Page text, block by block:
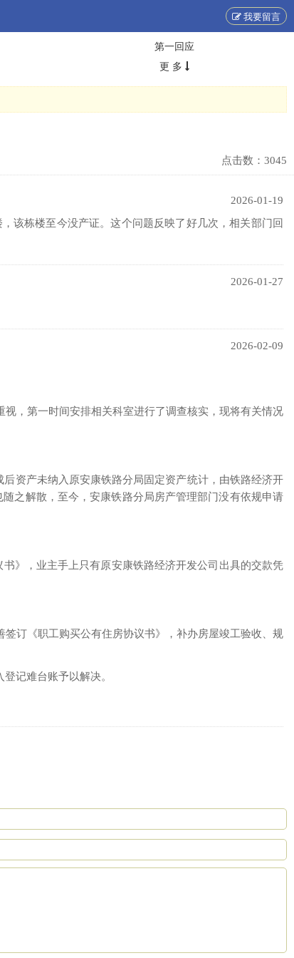
我要留言
第一回应
更 多
点击数： 3045
2026-01-19
该栋楼至今没产证。这个问题反映了好几次，相关部门回
2026-01-27
2026-02-09
，第一时间安排相关科室进行了调查核实，现将有关情况
资产未纳入原安康铁路分局固定资产统计，由铁路经济开
之解散，至今，安康铁路分局房产管理部门没有依规申请
》，业主手上只有原安康铁路经济开发公司出具的交款凭
订《职工购买公有住房协议书》，补办房屋竣工验收、规
记难台账予以解决。